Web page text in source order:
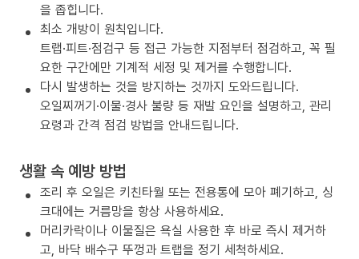
을 좁힙니다.
최소 개방이 원칙입니다.
트랩·피트·점검구 등 접근 가능한 지점부터 점검하고, 꼭 필
요한 구간에만 기계적 세정 및 제거를 수행합니다.
다시 발생하는 것을 방지하는 것까지 도와드립니다.
오일찌꺼기·이물·경사 불량 등 재발 요인을 설명하고, 관리
요령과 간격 점검 방법을 안내드립니다.
생활 속 예방 방법
조리 후 오일은 키친타월 또는 전용통에 모아 폐기하고, 싱
크대에는 거름망을 항상 사용하세요.
머리카락이나 이물질은 욕실 사용한 후 바로 즉시 제거하
고, 바닥 배수구 뚜껑과 트랩을 정기 세척하세요.